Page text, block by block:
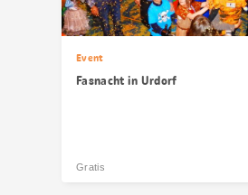
Event
Fasnacht in Urdorf
Gratis